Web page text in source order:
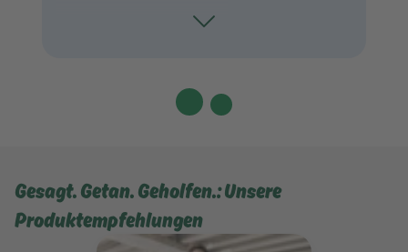
Gesagt. Getan. Geholfen.: Unsere
Produktempfehlungen
Mehr erfahren